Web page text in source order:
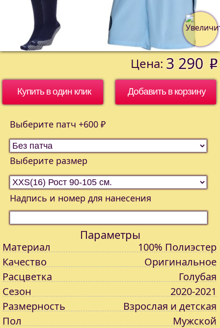
Цена: 3 290 o
Купить в один клик
Выберите патч +600 ₽
Выберите размер
Надпись и номер для нанесения
Параметры
Материал
100% Полиэстер
Качество
Оригинальное
Расцветка
Голубая
Сезон
2020-2021
Размерность
Взрослая и детская
Пол
Мужской